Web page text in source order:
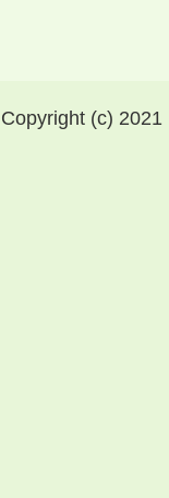
Copyright (c)